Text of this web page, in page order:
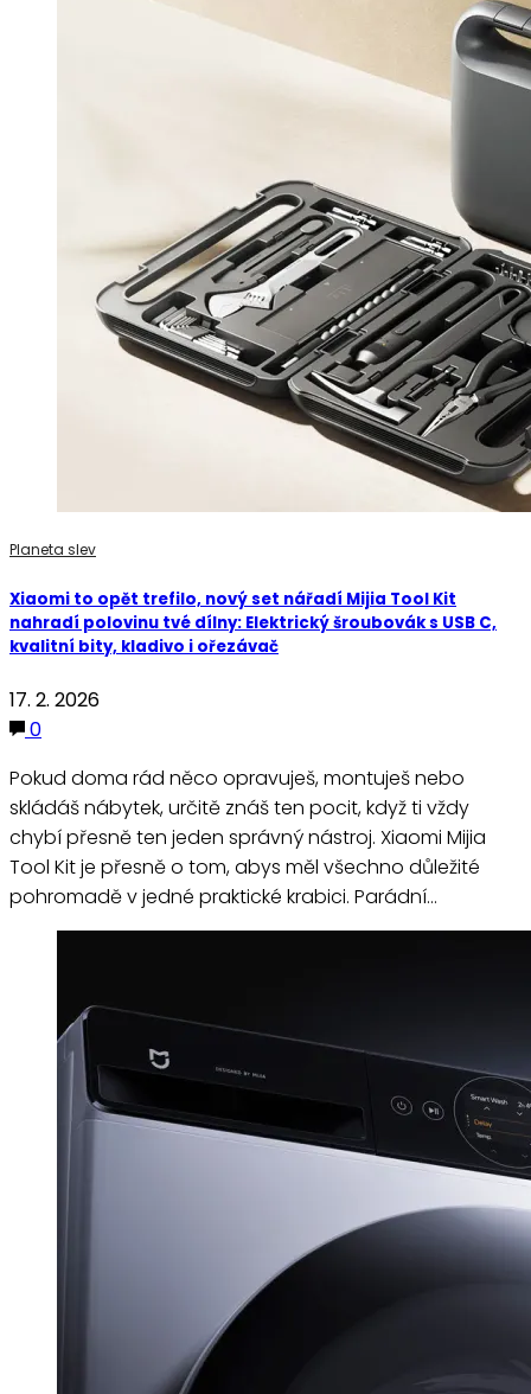
Planeta slev
Xiaomi to opět trefilo, nový set nářadí Mijia Tool Kit
nahradí polovinu tvé dílny: Elektrický šroubovák s USB C,
kvalitní bity, kladivo i ořezávač
17. 2. 2026
0
Pokud doma rád něco opravuješ, montuješ nebo
skládáš nábytek, určitě znáš ten pocit, když ti vždy
chybí přesně ten jeden správný nástroj. Xiaomi Mijia
Tool Kit je přesně o tom, abys měl všechno důležité
pohromadě v jedné praktické krabici. Parádní…